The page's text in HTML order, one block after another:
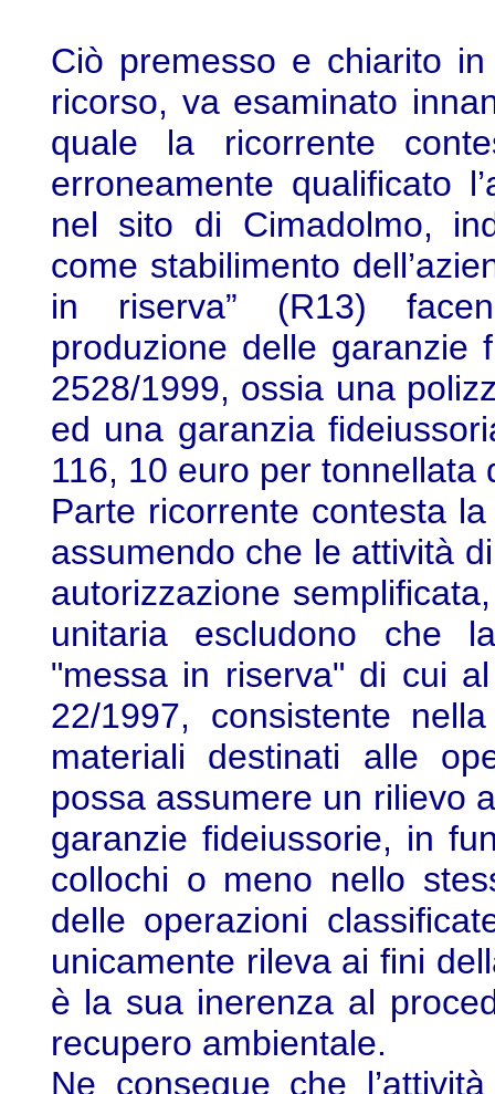
Ciò premesso e chiarito
ricorso, va esaminato
quale la ricorrente
erroneamente qualificato
nel sito di Cimadolmo,
come stabilimento
in riserva” (R13)
produzione delle garanzie
2528/1999, ossia una
ed una garanzia
116, 10 euro per tonnellata
Parte ricorrente contesta
assumendo che le attività
autorizzazione
unitaria escludono che
"messa in riserva" di cui
22/1997, consistente
materiali destinati alle
possa assumere un rilievo
garanzie fideiussorie, in
collochi o meno nello
delle operazioni
unicamente rileva ai fini
è la sua inerenza al
recupero ambientale.
Ne consegue che